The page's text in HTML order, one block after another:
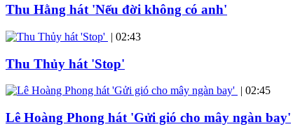
Thu Hằng hát 'Nếu đời không có anh'
| 02:43
Thu Thủy hát 'Stop'
| 02:45
Lê Hoàng Phong hát 'Gửi gió cho mây ngàn bay'